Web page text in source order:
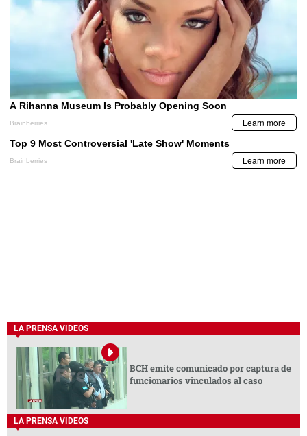
LA PRENSA VIDEOS
BCH emite comunicado por captura de
funcionarios vinculados al caso
LA PRENSA VIDEOS